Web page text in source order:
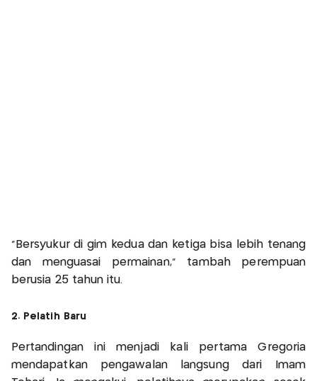
“Bersyukur di gim kedua dan ketiga bisa lebih tenang
dan menguasai permainan,” tambah perempuan
berusia 25 tahun itu.
2. Pelatih Baru
Pertandingan ini menjadi kali pertama Gregoria
mendapatkan pengawalan langsung dari Imam